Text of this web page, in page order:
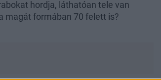
hordja, láthatóan tele van
magát formában 70 felett is?